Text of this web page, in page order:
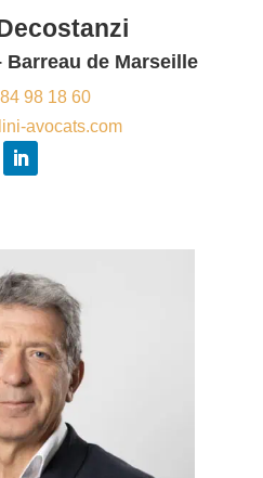
Barreau de Marseille
98 18 60
avocats.com